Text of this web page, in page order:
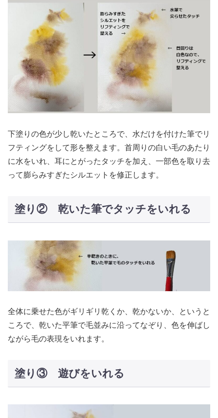
下塗りの色が少し乾いたところで、水だけを付けた筆でリ
フティングをして形を整えます。首周りの白い毛のあたり
に水をいれ、耳にとがったタッチを加え、一部色を取り去
って膨らみすぎたシルエットを修正します。
塗り② 乾いた筆でタッチをいれる
全体に乗せた色がギリギリ乾くか、乾かないか、というと
ころで、乾いた平筆で毛並みに沿ってなぞり、色を伸ばし
ながら毛の表現をいれます。
塗り③ 遊びをいれる